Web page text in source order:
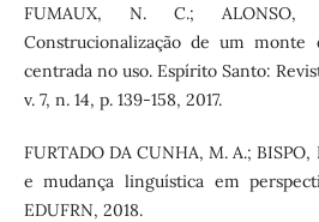
FUMAUX, N. C.; ALONSO,
Construcionalização de um monte
centrada no uso. Espírito Santo:
v. 7, n. 14, p. 139-158, 2017.
FURTADO DA CUNHA, M. A.; BISPO,
e mudança linguística em
EDUFRN, 2018.